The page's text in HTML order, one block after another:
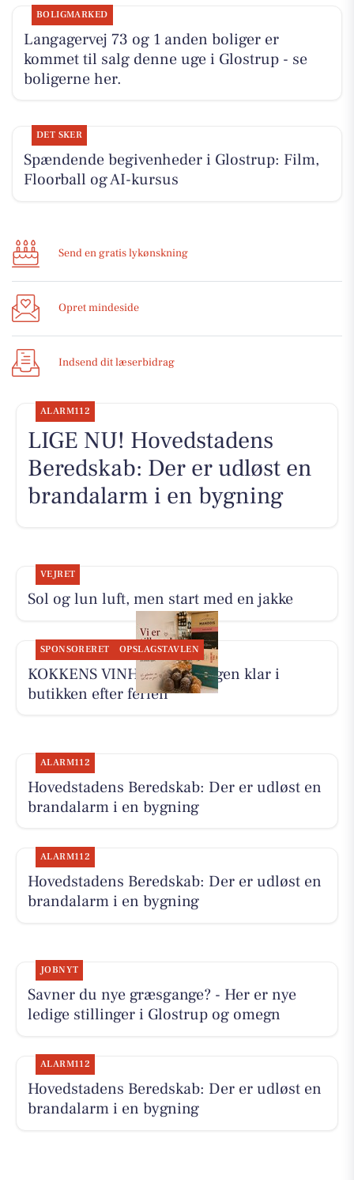
BOLIGMARKED
Langagervej 73 og 1 anden boliger er
kommet til salg denne uge i Glostrup - se
boligerne her.
DET SKER
Spændende begivenheder i Glostrup: Film,
Floorball og AI-kursus
Send en gratis lykønskning
Opret mindeside
Indsend dit læserbidrag
ALARM112
LIGE NU! Hovedstadens
Beredskab: Der er udløst en
brandalarm i en bygning
VEJRET
Sol og lun luft, men start med en jakke
SPONSORERET OPSLAGSTAVLEN
KOKKENS VINHUS ApS er igen klar i
butikken efter ferien
ALARM112
Hovedstadens Beredskab: Der er udløst en
brandalarm i en bygning
ALARM112
Hovedstadens Beredskab: Der er udløst en
brandalarm i en bygning
JOBNYT
Savner du nye græsgange? - Her er nye
ledige stillinger i Glostrup og omegn
ALARM112
Hovedstadens Beredskab: Der er udløst en
brandalarm i en bygning